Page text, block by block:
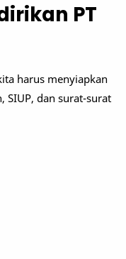
PT
harus menyiapkan
SIUP, dan surat-surat